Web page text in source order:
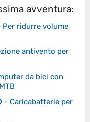
avventura:
Per ridurre volume
antivento per
da bici con
- Caricabatterie per